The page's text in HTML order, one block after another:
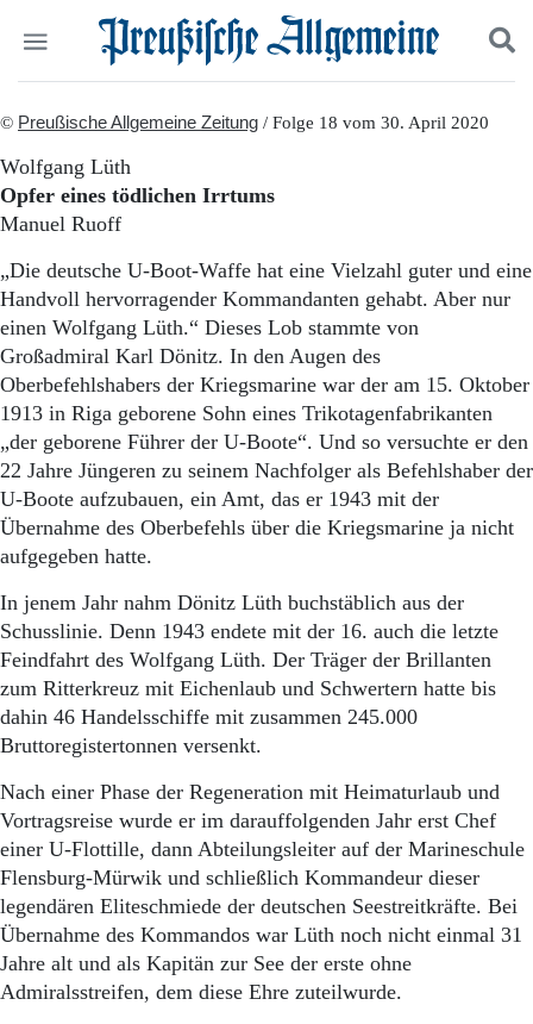
Start
Wer wir sind
Aktuelle Ausgabe
Abo Prämien
Archiv
Mediadaten
Politik
Panorama
Geschichte
Ostpreußen
Pommern
Berlin-Brandenburg
Schlesien
Danzig und Westpreußen
Bücher
Kontakt
Impressum
Suchen und finden
© Preußische Allgemeine Zeitung / Folge 18 vom 30. April 2020
Wolfgang Lüth
Opfer eines tödlichen Irrtums
Manuel Ruoff
„Die deutsche U-Boot-Waffe hat eine Vielzahl guter und eine
Handvoll hervorragender Kommandanten gehabt. Aber nur
einen Wolfgang Lüth.“ Dieses Lob stammte von
Großadmiral Karl Dönitz. In den Augen des
Oberbefehlshabers der Kriegsmarine war der am 15. Oktober
1913 in Riga geborene Sohn eines Trikotagenfabrikanten
„der geborene Führer der U-Boote“. Und so versuchte er den
22 Jahre Jüngeren zu seinem Nachfolger als Befehlshaber der
U-Boote aufzubauen, ein Amt, das er 1943 mit der
Übernahme des Oberbefehls über die Kriegsmarine ja nicht
aufgegeben hatte.
In jenem Jahr nahm Dönitz Lüth buchstäblich aus der
Schusslinie. Denn 1943 endete mit der 16. auch die letzte
Feindfahrt des Wolfgang Lüth. Der Träger der Brillanten
zum Ritterkreuz mit Eichenlaub und Schwertern hatte bis
dahin 46 Handelsschiffe mit zusammen 245.000
Bruttoregistertonnen versenkt.
Nach einer Phase der Regeneration mit Heimaturlaub und
Vortragsreise wurde er im darauffolgenden Jahr erst Chef
einer U-Flottille, dann Abteilungsleiter auf der Marineschule
Flensburg-Mürwik und schließlich Kommandeur dieser
legendären Eliteschmiede der deutschen Seestreitkräfte. Bei
Übernahme des Kommandos war Lüth noch nicht einmal 31
Jahre alt und als Kapitän zur See der erste ohne
Admiralsstreifen, dem diese Ehre zuteilwurde.